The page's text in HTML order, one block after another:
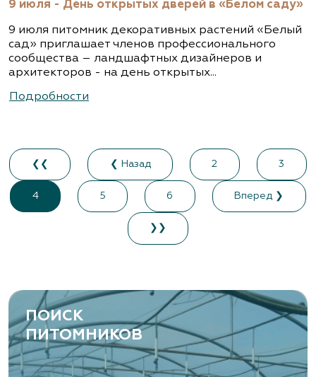
9 июля - День открытых дверей в «Белом саду»
9 июля питомник декоративных растений «Белый
сад» приглашает членов профессионального
сообщества – ландшафтных дизайнеров и
архитекторов - на день открытых...
Подробности
❮❮ ❮ Назад 2 3
4 5 6 Вперед ❯
❯❯
ПОИСК
ПИТОМНИКОВ